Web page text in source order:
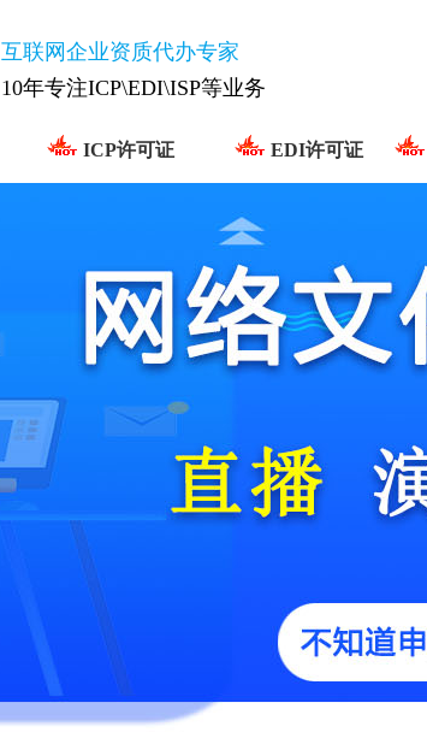
互联网企业资质代办专家
10年专注ICP\EDI\ISP等业务
ICP许可证 EDI许可证